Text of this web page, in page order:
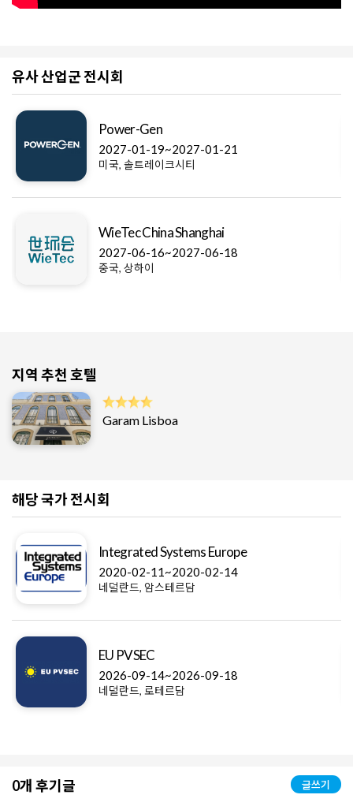
유사 산업군 전시회
Power-Gen
2027-01-19~2027-01-21
미국, 솔트레이크시티
WieTec China Shanghai
2027-06-16~2027-06-18
중국, 상하이
지역 추천 호텔
Garam Lisboa
해당 국가 전시회
Integrated Systems Europe
2020-02-11~2020-02-14
네덜란드, 암스테르담
EU PVSEC
2026-09-14~2026-09-18
네덜란드, 로테르담
0개 후기글 글쓰기